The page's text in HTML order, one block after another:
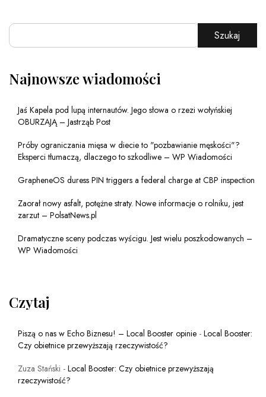
Szukaj
Najnowsze wiadomości
Jaś Kapela pod lupą internautów. Jego słowa o rzezi wołyńskiej
OBURZAJĄ – Jastrząb Post
Próby ograniczania mięsa w diecie to "pozbawianie męskości"?
Eksperci tłumaczą, dlaczego to szkodliwe – WP Wiadomości
GrapheneOS duress PIN triggers a federal charge at CBP inspection
Zaorał nowy asfalt, potężne straty. Nowe informacje o rolniku, jest
zarzut – PolsatNews.pl
Dramatyczne sceny podczas wyścigu. Jest wielu poszkodowanych –
WP Wiadomości
Czytaj
Piszą o nas w Echo Biznesu! – Local Booster opinie - Local Booster:
Czy obietnice przewyższają rzeczywistość?
Zuza Stański - Local Booster: Czy obietnice przewyższają
rzeczywistość?